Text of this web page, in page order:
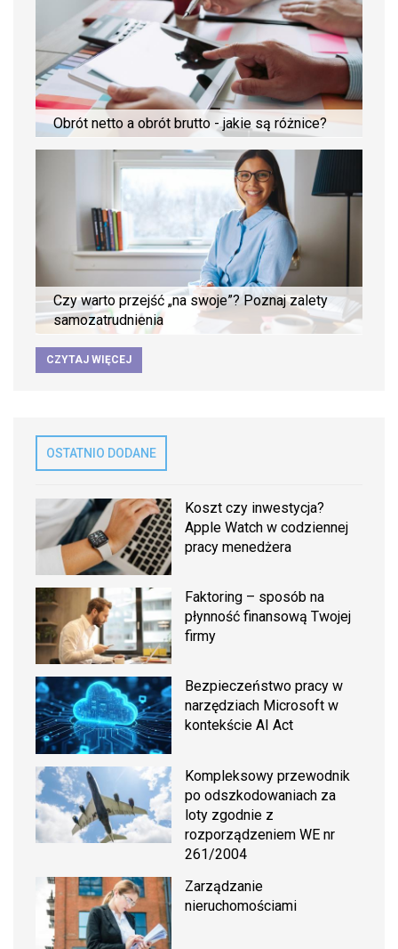
Obrót netto a obrót brutto - jakie są różnice?
Czy warto przejść „na swoje”? Poznaj zalety
samozatrudnienia
CZYTAJ WIĘCEJ
OSTATNIO DODANE
Koszt czy inwestycja?
Apple Watch w codziennej
pracy menedżera
Faktoring – sposób na
płynność finansową Twojej
firmy
Bezpieczeństwo pracy w
narzędziach Microsoft w
kontekście AI Act
Kompleksowy przewodnik
po odszkodowaniach za
loty zgodnie z
rozporządzeniem WE nr
261/2004
Zarządzanie
nieruchomościami